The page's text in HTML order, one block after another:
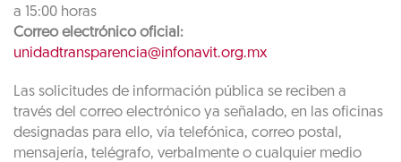
a 15:00 horas
Correo electrónico oficial:
unidadtransparencia@infonavit.org.mx
Las solicitudes de información pública se reciben a
través del correo electrónico ya señalado, en las oficinas
designadas para ello, vía telefónica, correo postal,
mensajería, telégrafo, verbalmente o cualquier medio